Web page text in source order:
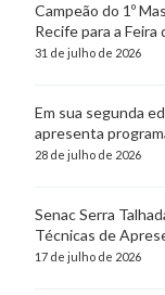
Campeão do 1º
Recife para a
31 de julho de 2026
Em sua segunda
apresenta
28 de julho de 2026
Senac Serra
Técnicas de
17 de julho de 2026